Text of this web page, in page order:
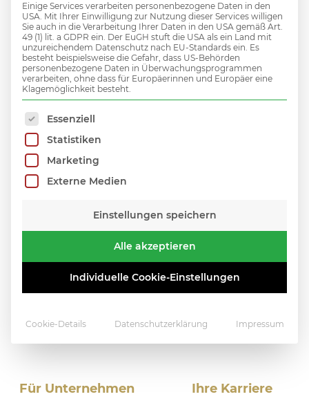
INITIATIVBEWERBUNG
Für Unternehmen Ihre Karriere
Einige Services verarbeiten personenbezogene Daten in den
USA. Mit Ihrer Einwilligung zur Nutzung dieser Services willigen
Sie auch in die Verarbeitung Ihrer Daten in den USA gemäß Art.
49 (1) lit. a GDPR ein. Der EuGH stuft die USA als ein Land mit
unzureichendem Datenschutz nach EU-Standards ein. Es
besteht beispielsweise die Gefahr, dass US-Behörden
personenbezogene Daten in Überwachungsprogrammen
verarbeiten, ohne dass für Europäerinnen und Europäer eine
Klagemöglichkeit besteht.
Es folgt eine Liste der Service-Gruppen, für die
Essenziell
Statistiken
Marketing
Externe Medien
Einstellungen speichern
Alle akzeptieren
Individuelle Cookie-Einstellungen
Cookie-Details Datenschutzerklärung Impressum